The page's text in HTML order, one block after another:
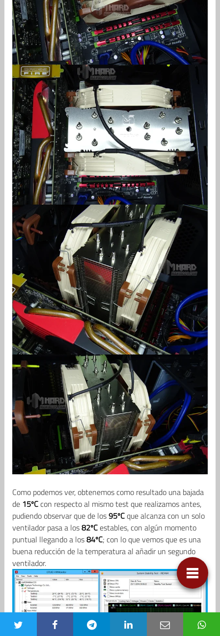
Como podemos ver, obtenemos como resultado una bajada
de 15ºCcon respecto al mismo test que realizamos antes,
pudiendo observar que de los95ºCque alcanza con un solo
ventilador pasa a los82ºCestables, con algún momento
puntual llegando a los84ºC; con lo que vemos que es una
buena reducción de la temperatura al añadir un segundo
ventilador.